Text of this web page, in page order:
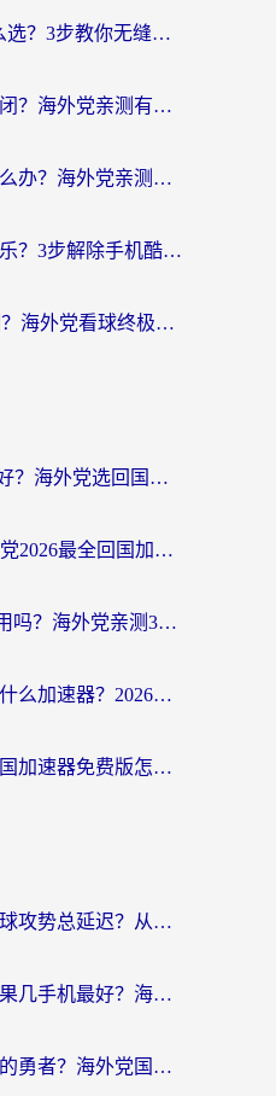
美国翻回国内app怎么选？3步教你无缝刷剧、登12123、访问国内网站
优酷地域限制怎么关闭？海外党亲测有效的追剧加速器选择指南
抖音音乐地区限制怎么办？海外党亲测有效的听歌自由指南
在国外听不了酷我音乐？3步解除手机酷我音乐海外限制，附实测好用加速器
PP体育国外地域限制？海外党看球终极方案：从欧洲杯到奥运会，中文解说不卡顿！
ChickCN和章鱼哪个好？海外党选回国加速器的3个关键维度 + 实用避坑指南
中国VPN评测：海外党2026最全回国加速器选择指南，告别地区限制不踩坑
雷神手游和hi龟龟好用吗？海外党亲测3款回国加速器，教你选对国外到国内加速器
在法国玩国内游戏用什么加速器？2026实测解决延迟卡顿的实用指南
海外党别愁！一键回国加速器免费版怎么选？从踩坑到流畅访问的全攻略
海外玩反恐精英：全球攻势总延迟？从瑞典玩神武4到外国玩黎明觉醒，选对加速器才是关键！
玩决战！平安京用苹果几手机最好？海外党必看的设备+加速器双攻略
印度尼西亚怎么玩我的勇者？海外党国服游戏加速避坑指南（附实况五行师解决方案）